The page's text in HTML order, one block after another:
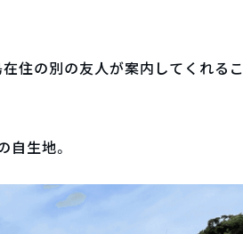
住の別の友人が案内してくれるこ
生地。